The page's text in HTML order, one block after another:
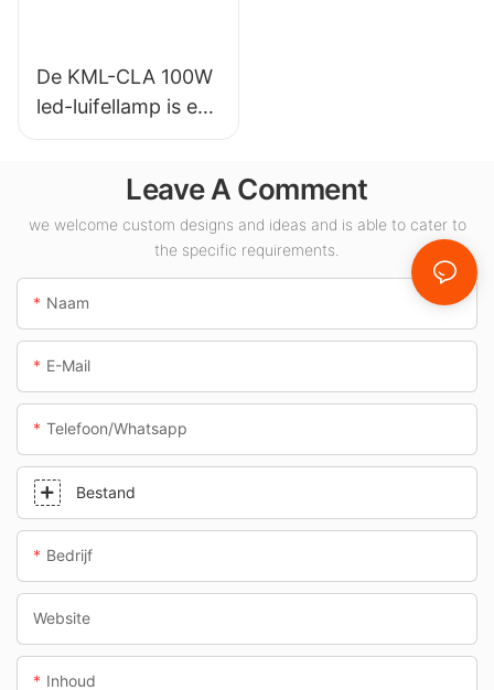
De KML-CLA 100W
led-luifellamp is een
leverancier voor
zoals tankstations
en tunnels.
Leave A Comment
we welcome custom designs and ideas and is able to cater to
the specific requirements.
Naam
E-Mail
Telefoon/whatsapp
Bestand
Bedrijf
Website
Inhoud